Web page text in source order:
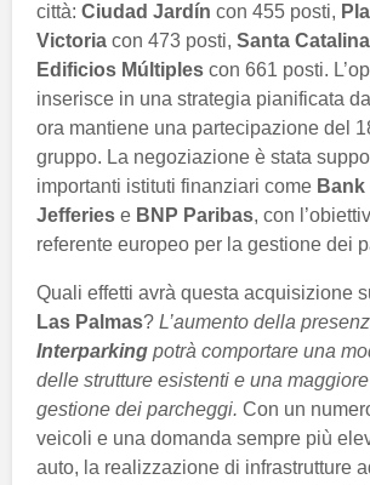
città: Ciudad Jardín con 455 posti,
Victoria con 473 posti, Santa Catalina
Edificios Múltiples con 661 posti.
inserisce in una strategia pianificata da
ora mantiene una partecipazione del
gruppo. La negoziazione è stata
importanti istituti finanziari come
Jefferies e BNP Paribas, con
referente europeo per la gestione dei
Quali effetti avrà questa acquisizione
Las Palmas? L’aumento della
Interparking potrà comportare una
delle strutture esistenti e una
gestione dei parcheggi. Con un
veicoli e una domanda sempre più
auto, la realizzazione di infrastrutture